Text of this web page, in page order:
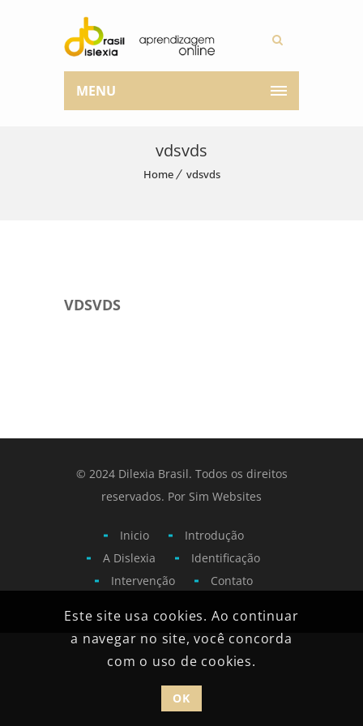
MENU
vdsvds
Home vdsvds
VDSVDS
© 2024 Dilexia Brasil. Todos os direitos
reservados. Por Sim Websites
Inicio
Introdução
A Dislexia
Identificação
Intervenção
Contato
Este site usa cookies. Ao continuar
a navegar no site, você concorda
com o uso de cookies.
OK